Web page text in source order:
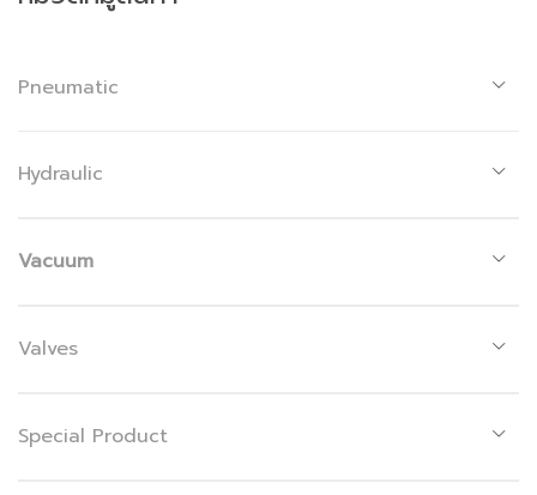
Pneumatic
Hydraulic
Vacuum
Valves
Special Product